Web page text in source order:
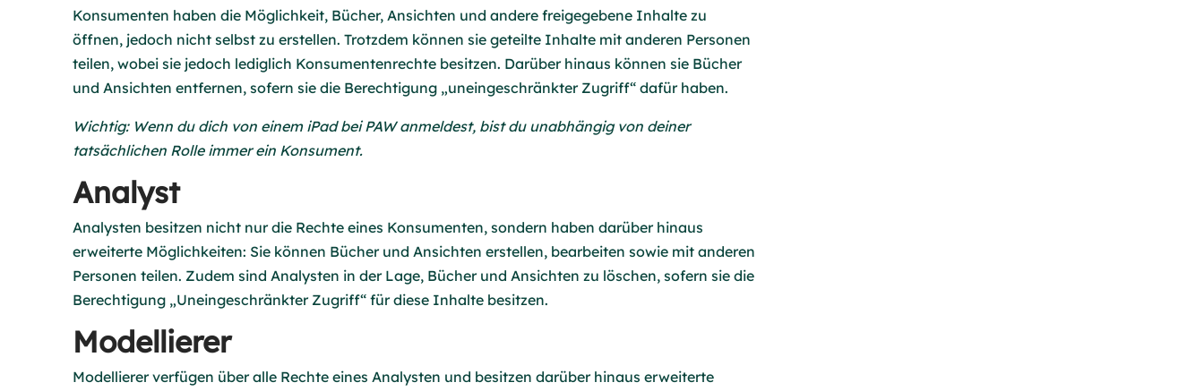
Konsumenten haben die Möglichkeit, Bücher, Ansichten und andere freigegebene Inhalte zu
öffnen, jedoch nicht selbst zu erstellen. Trotzdem können sie geteilte Inhalte mit anderen Personen
teilen, wobei sie jedoch lediglich Konsumentenrechte besitzen. Darüber hinaus können sie Bücher
und Ansichten entfernen, sofern sie die Berechtigung „uneingeschränkter Zugriff“ dafür haben.
Wichtig: Wenn du dich von einem iPad bei PAW anmeldest, bist du unabhängig von deiner
tatsächlichen Rolle immer ein Konsument.
Analyst
Analysten besitzen nicht nur die Rechte eines Konsumenten, sondern haben darüber hinaus
erweiterte Möglichkeiten: Sie können Bücher und Ansichten erstellen, bearbeiten sowie mit anderen
Personen teilen. Zudem sind Analysten in der Lage, Bücher und Ansichten zu löschen, sofern sie die
Berechtigung „Uneingeschränkter Zugriff“ für diese Inhalte besitzen.
Modellierer
Modellierer verfügen über alle Rechte eines Analysten und besitzen darüber hinaus erweiterte